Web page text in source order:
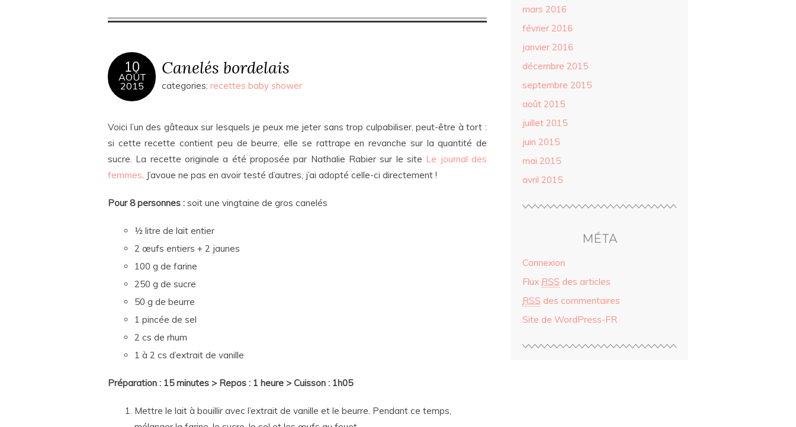
10
AOÛT
2015
Canelés bordelais
categories: recettes baby shower
Voici l’un des gâteaux sur lesquels je peux me jeter sans trop culpabiliser, peut-être à tort :
si cette recette contient peu de beurre, elle se rattrape en revanche sur la quantité de
sucre. La recette originale a été proposée par Nathalie Rabier sur le site Le journal des
femmes. J’avoue ne pas en avoir testé d’autres, j’ai adopté celle-ci directement !
Pour 8 personnes : soit une vingtaine de gros canelés
½ litre de lait entier
2 œufs entiers + 2 jaunes
100 g de farine
250 g de sucre
50 g de beurre
1 pincée de sel
2 cs de rhum
1 à 2 cs d’extrait de vanille
Préparation : 15 minutes > Repos : 1 heure > Cuisson : 1h05
Mettre le lait à bouillir avec l’extrait de vanille et le beurre. Pendant ce temps,
mars 2016
février 2016
janvier 2016
décembre 2015
septembre 2015
août 2015
juillet 2015
juin 2015
mai 2015
avril 2015
MÉTA
Connexion
Flux RSS des articles
RSS des commentaires
Site de WordPress-FR